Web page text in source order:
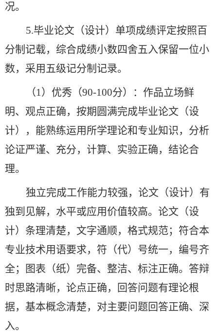
况。
5.毕业论文（设计）单项成绩评定按照百
分制记载， 综合成绩小数四舍五入保留一位小
数，采用五级记分制记录。
（1） 优秀（90-100分）
：作品立场鲜
明、观点正确，按期圆满完成毕业论文（设
计），能熟练运用所学理论和专业知识，分析
论证严谨、充分，计算、实验正确，结论合
理。
独立完成工作能力较强，论文（设计）有
独到见解，水平或应用价值较高。论文（设
计）条理清楚，文字通顺，格式规范；符合本
专业技术用语要求，符（代）号统一，编号齐
全；图表（纸）完备、整洁、标注正确。答辩
时思路清晰，论点正确，回答问题有理论根
据，基本概念清楚，对主要问题回答正确、深
入。